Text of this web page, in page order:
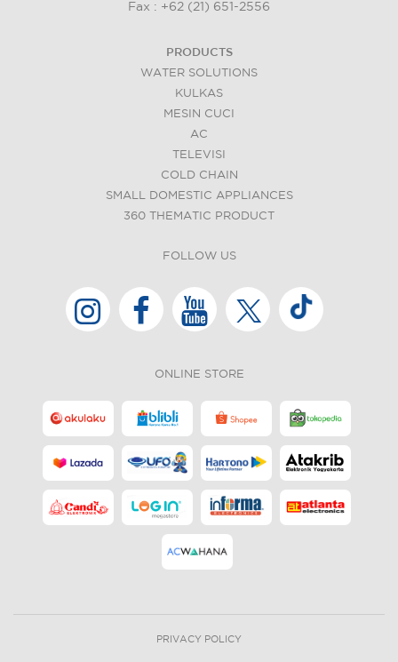
Fax : +62 (21) 651-2556
PRODUCTS
WATER SOLUTIONS
KULKAS
MESIN CUCI
AC
TELEVISI
COLD CHAIN
SMALL DOMESTIC APPLIANCES
360 THEMATIC PRODUCT
FOLLOW US
ONLINE STORE
PRIVACY POLICY